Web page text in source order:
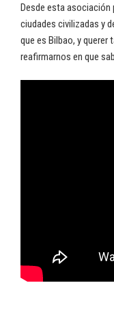
Desde esta asociación
ciudades civilizadas y
que es Bilbao, y querer
reafirmarnos en que